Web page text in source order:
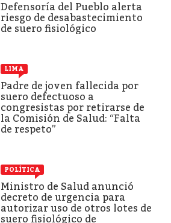
Defensoría del Pueblo alerta
riesgo de desabastecimiento
de suero fisiológico
LIMA
Padre de joven fallecida por
suero defectuoso a
congresistas por retirarse de
la Comisión de Salud: “Falta
de respeto”
POLÍTICA
Ministro de Salud anunció
decreto de urgencia para
autorizar uso de otros lotes de
suero fisiológico de